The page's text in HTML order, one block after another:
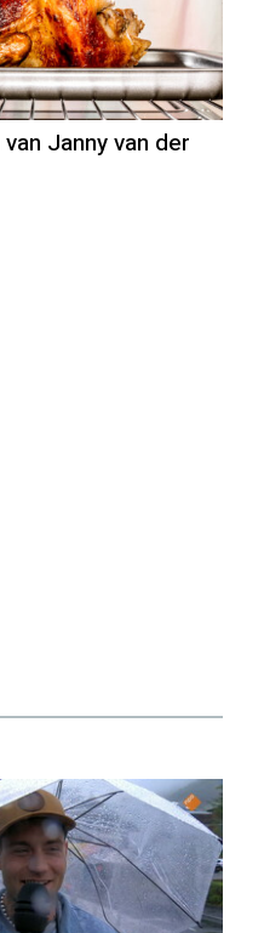
van der
Janny van der